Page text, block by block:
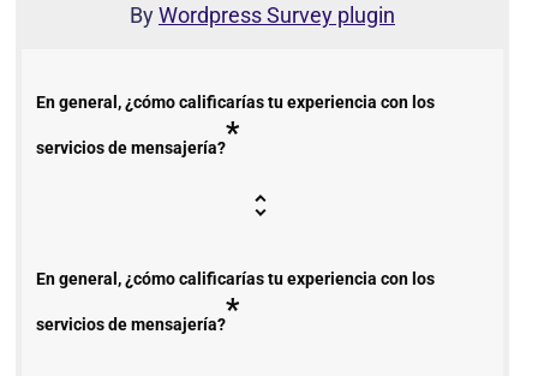
ByWordpress Survey plugin
En general, ¿cómo calificarías tu experiencia con los
servicios de mensajería?*
En general, ¿cómo calificarías tu experiencia con los
servicios de mensajería?*